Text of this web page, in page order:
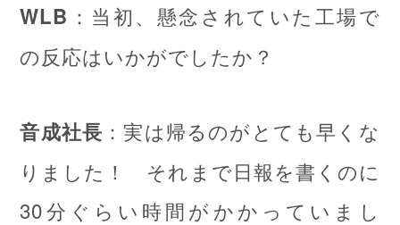
WLB ：当初、懸念されていた工場で
の反応はいかがでしたか？
音成社長 ：実は帰るのがとても早くな
りました！ それまで日報を書くのに
30分ぐらい時間がかかっていまし